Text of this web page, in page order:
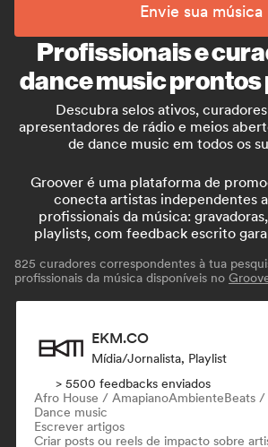
Envie sua música
Profissionais e
dance music prontos
Descubra selos ativos,
apresentadores de rádio e meios
de dance music em todos os
Groover é uma plataforma de
conecta artistas independentes
profissionais da música:
playlists, com feedback escrito
825 curadores correspondentes à tua
profissionais da música disponíveis no
EKM.CO
Mídia/Jornalista, Playlist
> 5500 feedbacks enviados
Afro House / AmapianoAmbienteBeats
Dance music
Escrever artigos
Criar posts ou reels de impacto sobre